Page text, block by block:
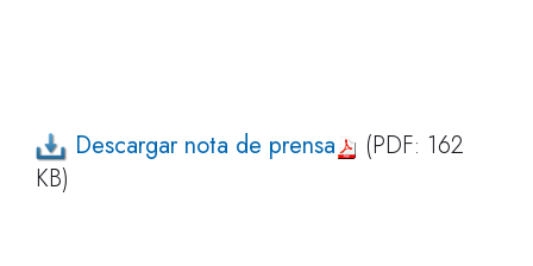
Descargar nota de prensa
(PDF: 162
KB)